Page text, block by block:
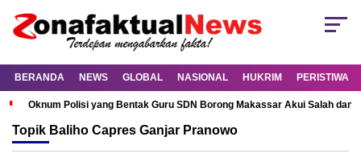
BERANDA NEWS GLOBAL NASIONAL HUKRIM PERISTIWA
Oknum Polisi yang Bentak Guru SDN Borong Makassar Akui Salah dan
Topik Baliho Capres Ganjar Pranowo